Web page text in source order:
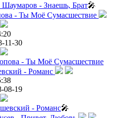
- Знаешь, Брат🎤
11-30
- Ты Моё Сумасшествие
08-19
- Романс🎤